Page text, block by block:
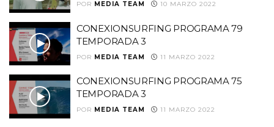
POR MEDIA TEAM 10 MARZO 2022
CONEXIONSURFING PROGRAMA 79
TEMPORADA 3
POR MEDIA TEAM 11 MARZO 2022
CONEXIONSURFING PROGRAMA 75
TEMPORADA 3
POR MEDIA TEAM 11 MARZO 2022